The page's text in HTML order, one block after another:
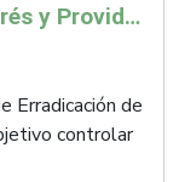
La OMSA reconoció a San Andrés y Providencia como zona libre de Peste Porcina Clásica (PPC)
Erradicación de
controlar